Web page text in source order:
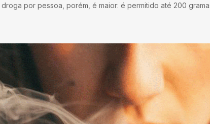
por pessoa, porém, é maior: é permitido até 200